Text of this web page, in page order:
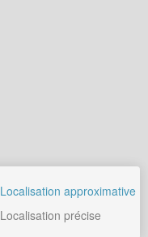
Localisation approximative
Localisation précise